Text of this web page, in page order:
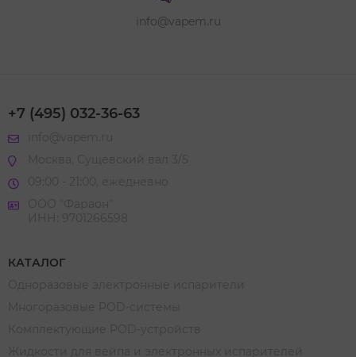
info@vapem.ru
+7 (495) 032-36-63
КАТАЛОГ